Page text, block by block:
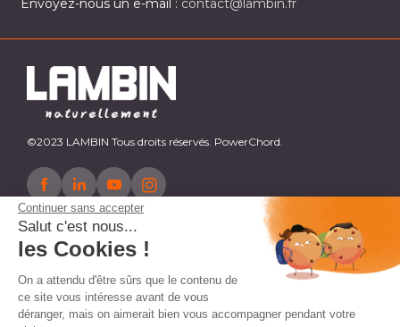
Continuer sans accepter
Salut c'est nous...
les Cookies !
On a attendu d'être sûrs que le contenu de
ce site vous intéresse avant de vous
déranger, mais on aimerait bien vous accompagner pendant votre
Envoyez-nous un e-mail : contact@lambin.fr
©2023 LAMBIN Tous droits réservés. PowerChord.